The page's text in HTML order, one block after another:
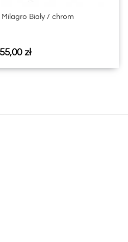
Biały / chrom
zł